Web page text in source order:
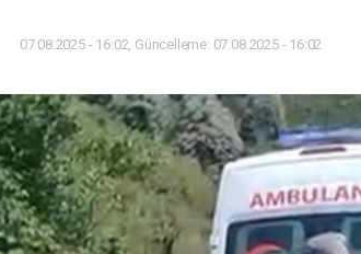
07.08.2025 - 16:02, Güncelleme: 07.08.2025 - 16:02